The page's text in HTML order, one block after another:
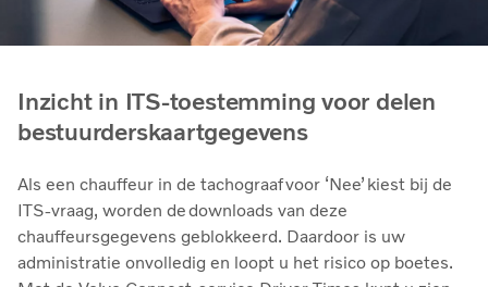
Inzicht in ITS-toestemming voor delen
bestuurderskaartgegevens
Als een chauffeur in de tachograaf voor ‘Nee’ kiest bij de
ITS-vraag, worden de downloads van deze
chauffeursgegevens geblokkeerd. Daardoor is uw
administratie onvolledig en loopt u het risico op boetes.